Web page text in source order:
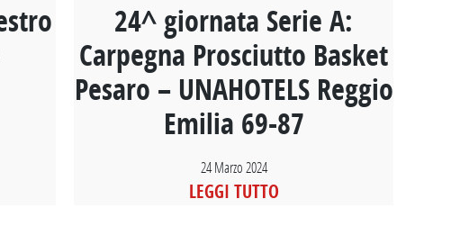
24^ giornata Serie A:
Carpegna Prosciutto Basket
Pesaro – UNAHOTELS Reggio
Emilia 69-87
24 Marzo 2024
LEGGI TUTTO